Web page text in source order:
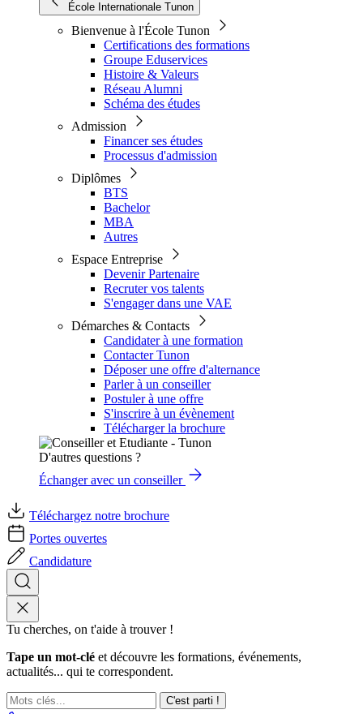
École Internationale Tunon
Bienvenue à l'École Tunon
Certifications des formations
Groupe Eduservices
Histoire & Valeurs
Réseau Alumni
Schéma des études
Admission
Financer ses études
Processus d'admission
Diplômes
BTS
Bachelor
MBA
Autres
Espace Entreprise
Devenir Partenaire
Recruter vos talents
S'engager dans une VAE
Démarches & Contacts
Candidater à une formation
Contacter Tunon
Déposer une offre d'alternance
Parler à un conseiller
Postuler à une offre
S'inscrire à un évènement
Télécharger la brochure
D'autres questions ?
Échanger avec un conseiller
Téléchargez notre brochure
Portes ouvertes
Candidature
Tu cherches, on t'aide à trouver !
Tape un mot-clé et découvre les formations, événements,
actualités... qui te correspondent.
C'est parti !